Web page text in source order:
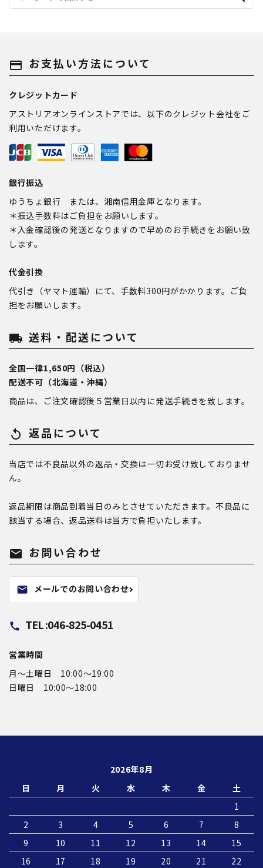
payment お支払い方法について
クレジットカード
アストリアオンラインストアでは、以下のクレジット会社をご
利用いただけます。
銀行振込
ゆうちょ銀行 または、湘南信用金庫となります。
＊振込手数料はご負担をお願いします。
＊入金確認後の発送となりますので早めのお手続きをお願い致
します。
代金引換
代引き（ヤマト運輸）にて、手数料300円がかかります。ご負
担をお願いします。
local_shipping 送料・配送について
全国一律1,650円（税込）
配送不可（北海道・沖縄）
商品は、ご注文確認後５営業日以内に発送手続きを致します。
replay 返品について
当店では不良品以外の返品・交換は一切お受け致しておりませ
ん。
返品期限は商品到着当日のみとさせていただきます。不良品に
該当する場合、返品送料は当方で負担いたします。
mail お問い合わせ
mail メールでのお問い合わせ
call TEL :046-825-0451
営業時間
月〜土曜日 10:00～19:00
日曜日 10:00〜18:00
2026年8月
日
月 火 水 木 金
土
1
2
3 4 5 6 7
8
9
10 11 12 13 14
15
16
17 18 19 20 21
22